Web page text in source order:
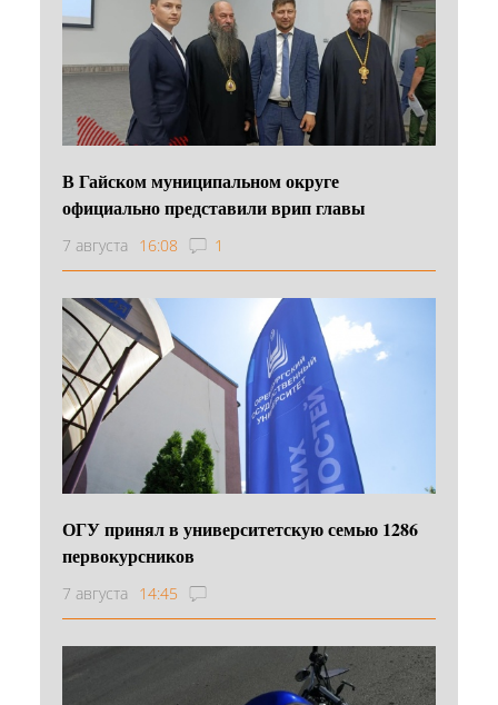
В Гайском муниципальном округе
официально представили врип главы
7 августа 16:08 1
ОГУ принял в университетскую семью 1286
первокурсников
7 августа 14:45